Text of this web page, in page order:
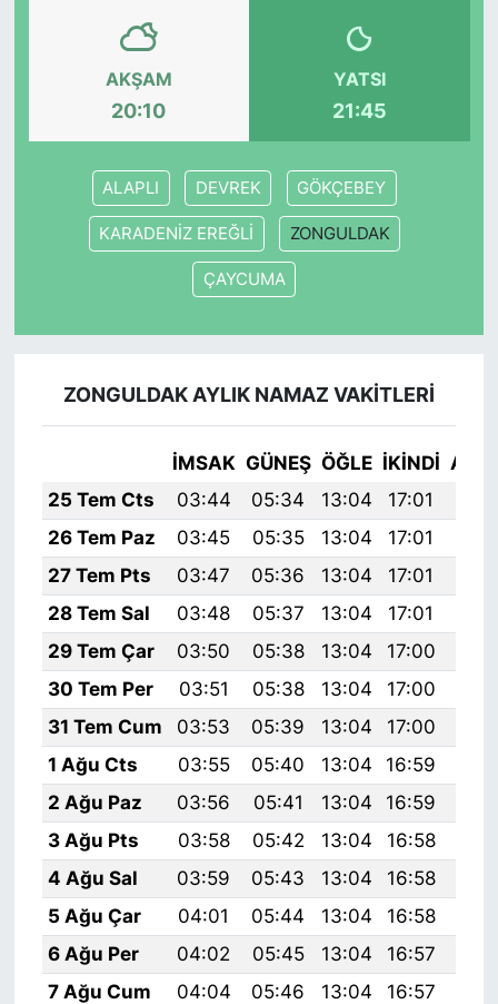
AKŞAM
20:10
YATSI
21:45
ALAPLI DEVREK GÖKÇEBEY
KARADENİZ EREĞLİ ZONGULDAK
ÇAYCUMA
ZONGULDAK AYLIK NAMAZ VAKITLERI
İMSAK GÜNEŞ ÖĞLE İKINDI
25 Tem Cts
03:44 05:34 13:04 17:01
26 Tem Paz
03:45 05:35 13:04 17:01
27 Tem Pts
03:47 05:36 13:04 17:01
28 Tem Sal
03:48 05:37 13:04 17:01
29 Tem Çar
03:50 05:38 13:04 17:00
30 Tem Per
03:51 05:38 13:04 17:00
31 Tem Cum
03:53 05:39 13:04 17:00
1 Ağu Cts
03:55 05:40 13:04 16:59
2 Ağu Paz
03:56 05:41 13:04 16:59
3 Ağu Pts
03:58 05:42 13:04 16:58
4 Ağu Sal
03:59 05:43 13:04 16:58
5 Ağu Çar
04:01 05:44 13:04 16:58
6 Ağu Per
04:02 05:45 13:04 16:57
7 Ağu Cum
04:04 05:46 13:04 16:57
SİYASET
SON DAKİKA HABERİ
SPOR
TEKNOLOJİ
TÜRKİYE VE DÜNYA GÜNDEMİ
VİDEO GALERİ
YAŞAM